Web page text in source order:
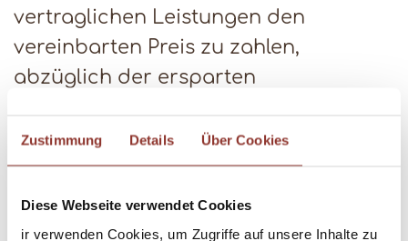
Zustimmung Details Über Cookies
Diese Webseite verwendet Cookies
ir verwenden Cookies, um Zugriffe auf unsere Inhalte zu
vertraglichen Leistungen den
vereinbarten Preis zu zahlen,
abzüglich der ersparten
Der uns entstandene und vom Gast zu
ersetzende Schaden wird wie folgt
berechnet:
Ferienwohnung: 90 % des Reisepreises.